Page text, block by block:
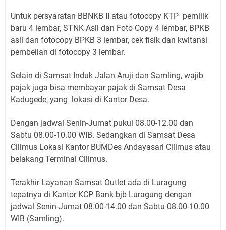
Untuk persyaratan BBNKB II atau fotocopy KTP pemilik
baru 4 lembar, STNK Asli dan Foto Copy 4 lembar, BPKB
asli dan fotocopy BPKB 3 lembar, cek fisik dan kwitansi
pembelian di fotocopy 3 lembar.
Selain di Samsat Induk Jalan Aruji dan Samling, wajib
pajak juga bisa membayar pajak di Samsat Desa
Kadugede, yang lokasi di Kantor Desa.
Dengan jadwal Senin-Jumat pukul 08.00-12.00 dan
Sabtu 08.00-10.00 WIB. Sedangkan di Samsat Desa
Cilimus Lokasi Kantor BUMDes Andayasari Cilimus atau
belakang Terminal Cilimus.
Terakhir Layanan Samsat Outlet ada di Luragung
tepatnya di Kantor KCP Bank bjb Luragung dengan
jadwal Senin-Jumat 08.00-14.00 dan Sabtu 08.00-10.00
WIB (Samling).